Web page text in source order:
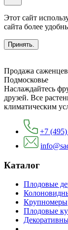
Этот сайт
сайта более
Принять.
Продажа
Подмосковье
Наслаждайтесь
друзей. Все
климатическим
+7
Каталог
Плодовые
Крупномеры
Плодовые